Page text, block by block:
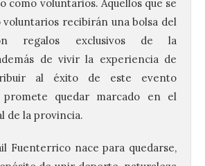
como voluntarios. Aquellos que se
recibirán una bolsa del
regalos exclusivos de la
de vivir la experiencia de
al éxito de este evento
quedar marcado en el
de la provincia.
Fuenterrico nace para quedarse,
Junta a
salvar el
un
de ruina